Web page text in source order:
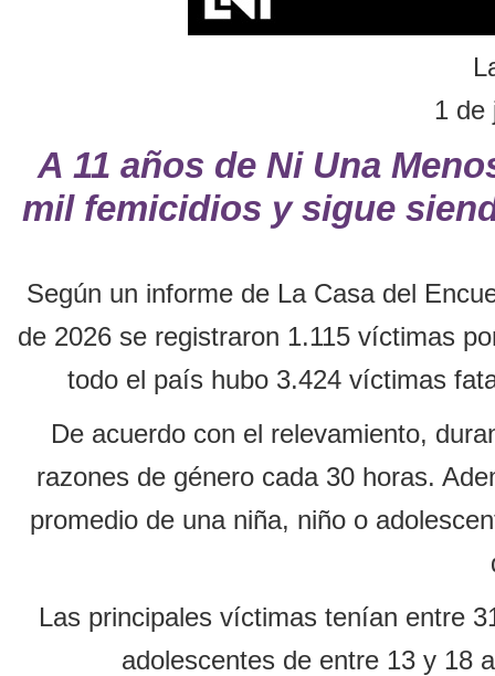
1 de
A 11 años de Ni Una
mil femicidios y sigue
Según un informe de La Casa del
de 2026 se registraron 1.115 víctimas
todo el país hubo 3.424 víctimas
De acuerdo con el relevamiento,
razones de género cada 30 horas.
promedio de una niña, niño o
Las principales víctimas tenían entre
adolescentes de entre 13 y 18